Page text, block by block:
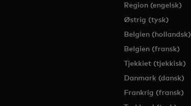
Region (engelsk)
Østrig (tysk)
Belgien (hollandsk)
Belgien (fransk)
Tjekkiet (tjekkisk)
Danmark (dansk)
Frankrig (fransk)